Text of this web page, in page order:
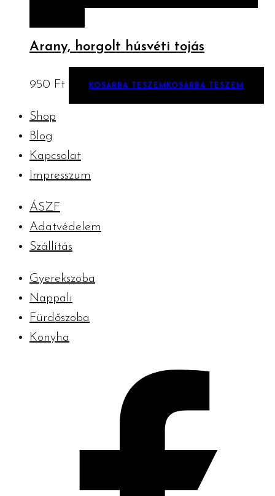
Arany, horgolt húsvéti tojás
950 Ft KOSÁRBA TESZEM KOSÁRBA TESZEM
Shop
Blog
Kapcsolat
Impresszum
ÁSZF
Adatvédelem
Szállítás
Gyerekszoba
Nappali
Fürdőszoba
Konyha